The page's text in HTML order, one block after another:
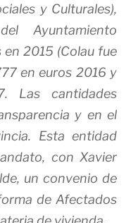
y Culturales),
Ayuntamiento
2015 (Colau fue
en euros 2016 y
Las cantidades
y en el
Esta entidad
con Xavier
un convenio de
de Afectados